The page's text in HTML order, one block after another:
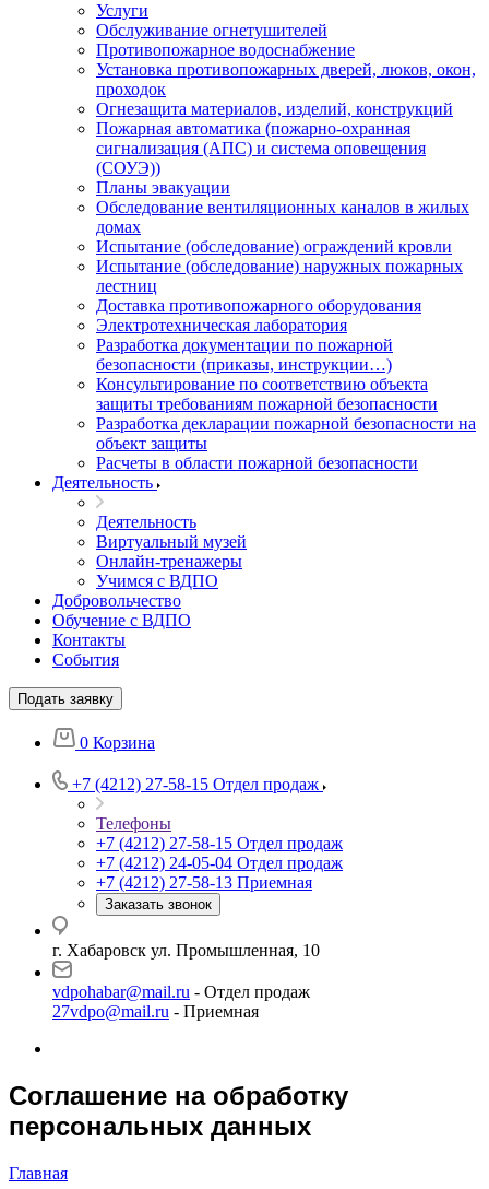
Услуги
Обслуживание огнетушителей
Противопожарное водоснабжение
Установка противопожарных дверей, люков, окон,
проходок
Огнезащита материалов, изделий, конструкций
Пожарная автоматика (пожарно-охранная
сигнализация (АПС) и система оповещения
(СОУЭ))
Планы эвакуации
Обследование вентиляционных каналов в жилых
домах
Испытание (обследование) ограждений кровли
Испытание (обследование) наружных пожарных
лестниц
Доставка противопожарного оборудования
Электротехническая лаборатория
Разработка документации по пожарной
безопасности (приказы, инструкции…)
Консультирование по соответствию объекта
защиты требованиям пожарной безопасности
Разработка декларации пожарной безопасности на
объект защиты
Расчеты в области пожарной безопасности
Деятельность
Деятельность
Виртуальный музей
Онлайн-тренажеры
Учимся с ВДПО
Добровольчество
Обучение с ВДПО
Контакты
События
Подать заявку
0 Корзина
+7 (4212) 27-58-15 Отдел продаж
Телефоны
+7 (4212) 27-58-15 Отдел продаж
+7 (4212) 24-05-04 Отдел продаж
+7 (4212) 27-58-13 Приемная
Заказать звонок
г. Хабаровск ул. Промышленная, 10
vdpohabar@mail.ru - Отдел продаж
27vdpo@mail.ru - Приемная
Соглашение на обработку
персональных данных
Главная